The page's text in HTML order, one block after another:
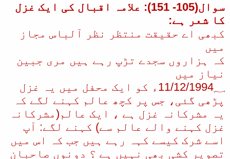
ک
ر
ن
ے
و
ا
ل
ا
سوال(105- 151): علامہ اقبال کی ایک غزل
کا شعر ہے:
کبھی اے حقیقت منتظر نظر آلباس مجاز
میں
کہ ہزاروں سجدے تڑپ رہے ہیں مری جبین
نیاز میں
11/12/1994؁ء کو ایک محفل میں یہ غزل
پڑھی گئی، جس پر کچھ عالم کہنے لگے کہ
یہ مشرکانہ غزل ہے ، ایک عالم(مشرکانہ
غزل کہنے والے عالم سے) کہنے لگے: آپ
اسے شرک کیسے کہہ رہے ہیں جب کہ اس میں
تصویر کشی بھی نہیں ہے ؟ دونوں صاحبان